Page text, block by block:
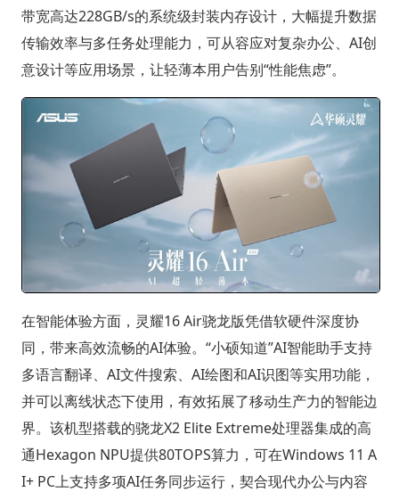
带宽高达228GB/s的系统级封装内存设计，大幅提升数据
传输效率与多任务处理能力，可从容应对复杂办公、AI创
意设计等应用场景，让轻薄本用户告别“性能焦虑”。
在智能体验方面，灵耀16 Air骁龙版凭借软硬件深度协
同，带来高效流畅的AI体验。“小硕知道”AI智能助手支持
多语言翻译、AI文件搜索、AI绘图和AI识图等实用功能，
并可以离线状态下使用，有效拓展了移动生产力的智能边
界。该机型搭载的骁龙X2 Elite Extreme处理器集成的高
通Hexagon NPU提供80TOPS算力，可在Windows 11 A
I+ PC上支持多项AI任务同步运行，契合现代办公与内容